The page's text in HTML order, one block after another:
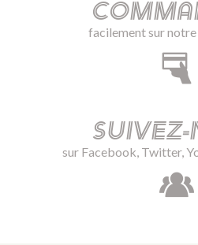
facilement sur
sur Facebook, Twitter,